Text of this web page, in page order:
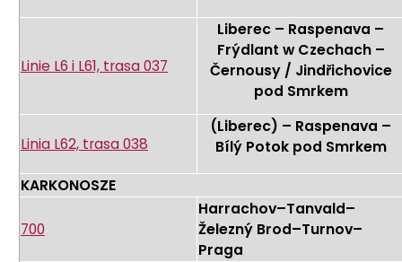
Linie L6 i L61, trasa 037
Liberec – Raspenava –
Frýdlant w Czechach –
Černousy / Jindřichovice
pod Smrkem
Linia L62, trasa 038
(Liberec) – Raspenava –
Bílý Potok pod Smrkem
KARKONOSZE
700
Harrachov–Tanvald–
Železný Brod–Turnov–
Praga